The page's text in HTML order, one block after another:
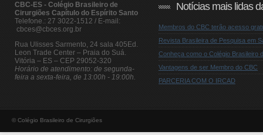
CBC-ES - Colégio Brasileiro de
Cirurgiões Capítulo do Espírito Santo
Telefone.: 27 3022-1512 / E-mail:
cbces@cbces.org.br
Rua Ulisses Sarmento, 24 sala 405Ed.
Leon Trade Center – Praia do Suá.
Vitória – ES – CEP 29052-320
Horário de atendimento: de segunda-
feira a sexta-feira, de 13:00h - 19:00h.
Notícias mais lidas
Membros do CBC terão acesso
Revista Brasileira de Pesquisa em
Conheça como o Colégio Brasileiro
Vantagens de ser Membro do CBC
PARCERIA COM O IRCAD
© Colégio Brasileiro de Cirurgiões